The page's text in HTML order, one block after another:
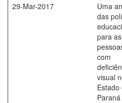
29-Mar-2017
Uma
das
para as
com
visual
Estado
Paraná